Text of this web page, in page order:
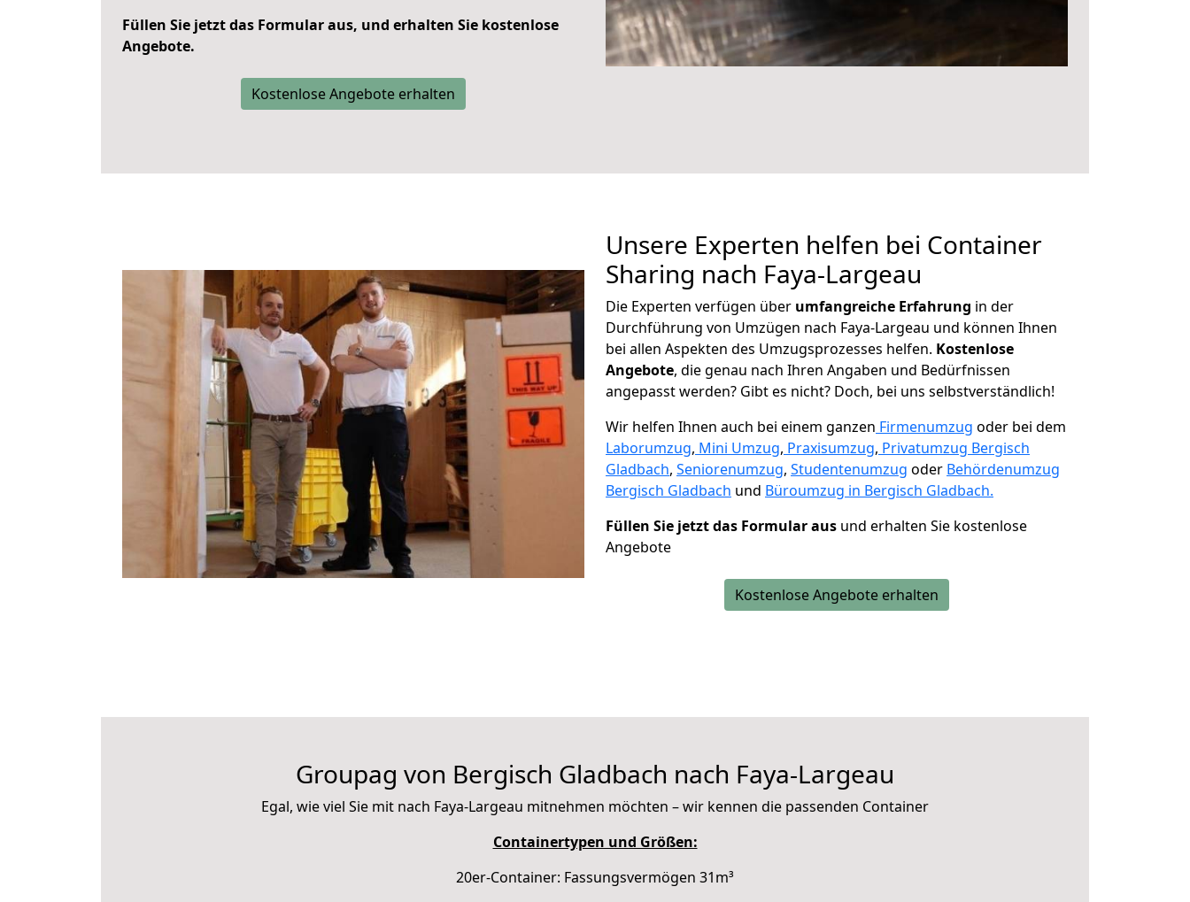
Füllen Sie jetzt das Formular aus, und erhalten Sie kostenlose
Angebote.
Kostenlose Angebote erhalten
Unsere Experten helfen bei Container
Sharing nach Faya-Largeau
Die Experten verfügen über umfangreiche Erfahrung in der
Durchführung von Umzügen nach Faya-Largeau und können Ihnen
bei allen Aspekten des Umzugsprozesses helfen. Kostenlose
Angebote, die genau nach Ihren Angaben und Bedürfnissen
angepasst werden? Gibt es nicht? Doch, bei uns selbstverständlich!
Wir helfen Ihnen auch bei einem ganzen Firmenumzug oder bei dem
Laborumzug, Mini Umzug, Praxisumzug, Privatumzug Bergisch
Gladbach, Seniorenumzug, Studentenumzug oder Behördenumzug
Bergisch Gladbach und Büroumzug in Bergisch Gladbach.
Füllen Sie jetzt das Formular aus und erhalten Sie kostenlose
Angebote
Kostenlose Angebote erhalten
Groupag von Bergisch Gladbach nach Faya-Largeau
Egal, wie viel Sie mit nach Faya-Largeau mitnehmen möchten – wir kennen die passenden Container
Containertypen und Größen:
20er-Container: Fassungsvermögen 31m³